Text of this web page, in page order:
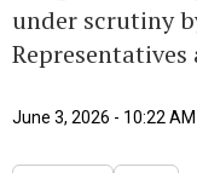
under scrutiny
June 3, 2026 - 10:22 AM